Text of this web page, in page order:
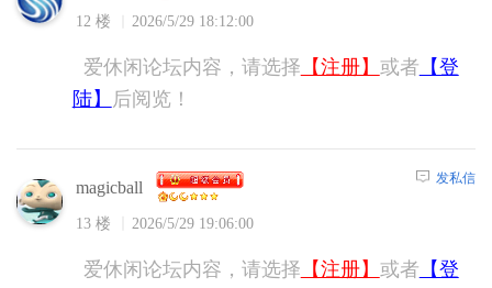
12 楼 2026/5/29 18:12:00
爱休闲论坛内容，请选择 【注册】 或者 【登
陆】
后阅览！
magicball
13 楼 2026/5/29 19:06:00
发私信
爱休闲论坛内容，请选择 【注册】 或者 【登